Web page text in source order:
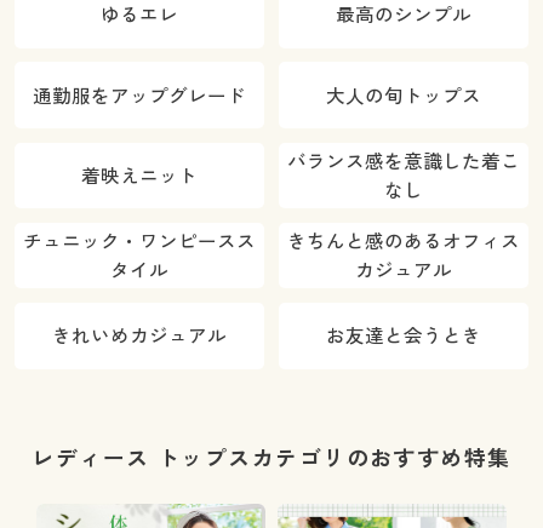
ゆるエレ 最高のシンプル
通勤服をアップグレード 大人の旬トップス
着映えニット
バランス感を意識した着こ
なし
チュニック・ワンピースス
タイル
きちんと感のあるオフィス
カジュアル
きれいめカジュアル お友達と会うとき
レディース トップスカテゴリのおすすめ特集